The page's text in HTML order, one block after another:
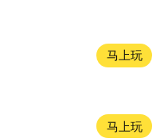
马上玩
马上玩